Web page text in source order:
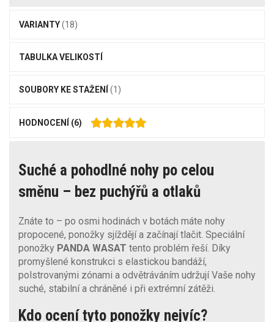
VARIANTY(18)
TABULKA VELIKOSTÍ
SOUBORY KE STAŽENÍ (1)
HODNOCENÍ (6)
Suché a pohodlné nohy po celou
směnu – bez puchýřů a otlaků
Znáte to – po osmi hodinách v botách máte nohy
propocené, ponožky sjíždějí a začínají tlačit. Speciální
ponožky PANDA WASAT tento problém řeší. Díky
promyšlené konstrukci s elastickou bandáží,
polstrovanými zónami a odvětráváním udržují Vaše nohy
suché, stabilní a chráněné i při extrémní zátěži.
Kdo ocení tyto ponožky nejvíc?